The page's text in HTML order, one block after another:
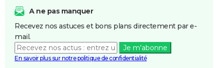
A ne pas manquer
Recevez nos astuces et bons plans directement par e-
mail.
Je m'abonne
En savoir plus sur notre politique de confidentialité